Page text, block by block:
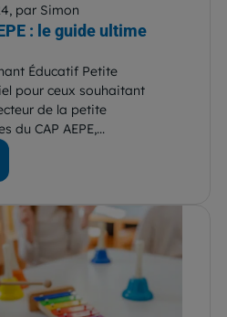
par Simon
: le guide ultime
Éducatif Petite
pour ceux souhaitant
de la petite
du CAP AEPE,...